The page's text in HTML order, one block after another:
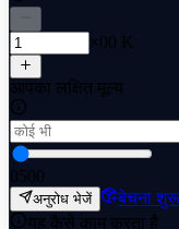
×00 K
आपका लक्षित मूल्य
0500
अनुरोध भेजें
बेचना
यह कैसे काम करता है